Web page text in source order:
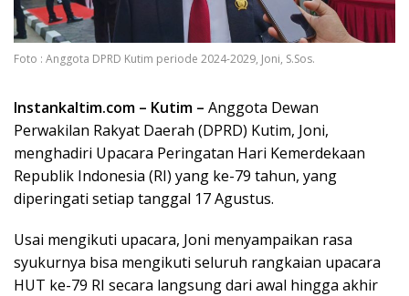
Foto : Anggota DPRD Kutim periode 2024-2029, Joni, S.Sos.
Instankaltim.com – Kutim – Anggota Dewan
Perwakilan Rakyat Daerah (DPRD) Kutim, Joni,
menghadiri Upacara Peringatan Hari Kemerdekaan
Republik Indonesia (RI) yang ke-79 tahun, yang
diperingati setiap tanggal 17 Agustus.
Usai mengikuti upacara, Joni menyampaikan rasa
syukurnya bisa mengikuti seluruh rangkaian upacara
HUT ke-79 RI secara langsung dari awal hingga akhir